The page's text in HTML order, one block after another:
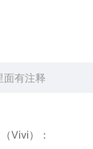
面有注释
Vivi）：